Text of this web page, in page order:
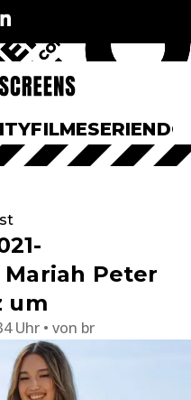
FILMESERIEN
Peter
um
Uhr von br